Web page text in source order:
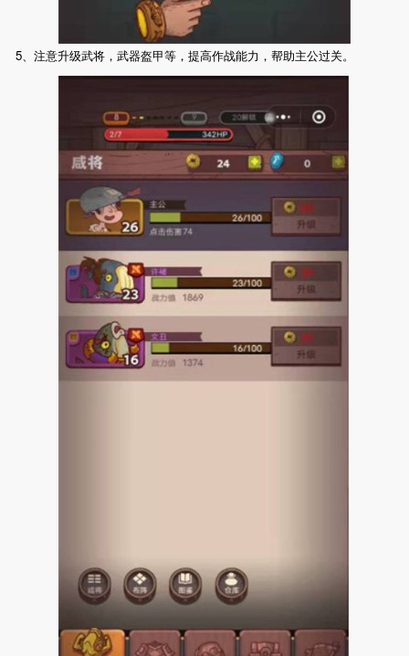
5、注意升级武将，武器盔甲等，提高作战能力，帮助主公过关。